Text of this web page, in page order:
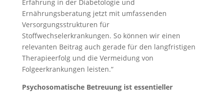
Erfahrung in der Diabetologie und
Ernährungsberatung jetzt mit umfassenden
Versorgungsstrukturen für
Stoffwechselerkrankungen. So können wir einen
relevanten Beitrag auch gerade für den langfristigen
Therapieerfolg und die Vermeidung von
Folgeerkrankungen leisten.“
Psychosomatische Betreuung ist essentieller